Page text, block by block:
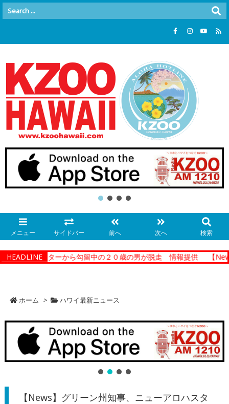
メニュー サイドバー 前へ 次へ 検索
HEADLINE
ナルセンターから勾留中の２０歳の男が脱走 情報提供 【News
ホーム > ハワイ最新ニュース
【News】グリーン州知事、ニューアロハスタ